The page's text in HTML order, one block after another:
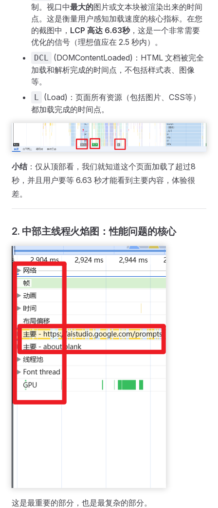
制。视口中最大的图片或文本块被渲染出来的时间
点。这是衡量用户感知加载速度的核心指标。在您
的截图中， LCP 高达 6.63秒，这是一个非常需要
优化的信号（理想值应在 2.5 秒内）。
DCL
(DOMContentLoaded)：HTML 文档被完全
加载和解析完成的时间点，不包括样式表、图像
等。
L
(Load)：页面所有资源（包括图片、CSS等）
都加载完成的时间点。
小结：仅从顶部看，我们就知道这个页面加载了超过8
秒，并且用户要等 6.63 秒才能看到主要内容，体验很
差。
2. 中部主线程火焰图：性能问题的核心
这是最重要的部分，也是最复杂的部分。